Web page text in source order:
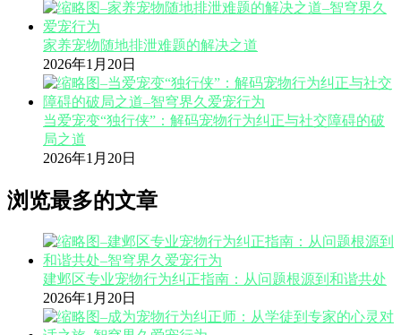
家养宠物随地排泄难题的解决之道
2026年1月20日
当爱宠变“独行侠”：解码宠物行为纠正与社交障碍的破
局之道
2026年1月20日
浏览最多的文章
建邺区专业宠物行为纠正指南：从问题根源到和谐共处
2026年1月20日